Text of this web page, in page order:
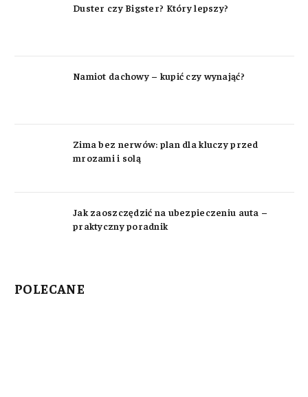
Duster czy Bigster? Który lepszy?
Namiot dachowy – kupić czy wynająć?
Zima bez nerwów: plan dla kluczy przed
mrozami i solą
Jak zaoszczędzić na ubezpieczeniu auta –
praktyczny poradnik
POLECANE